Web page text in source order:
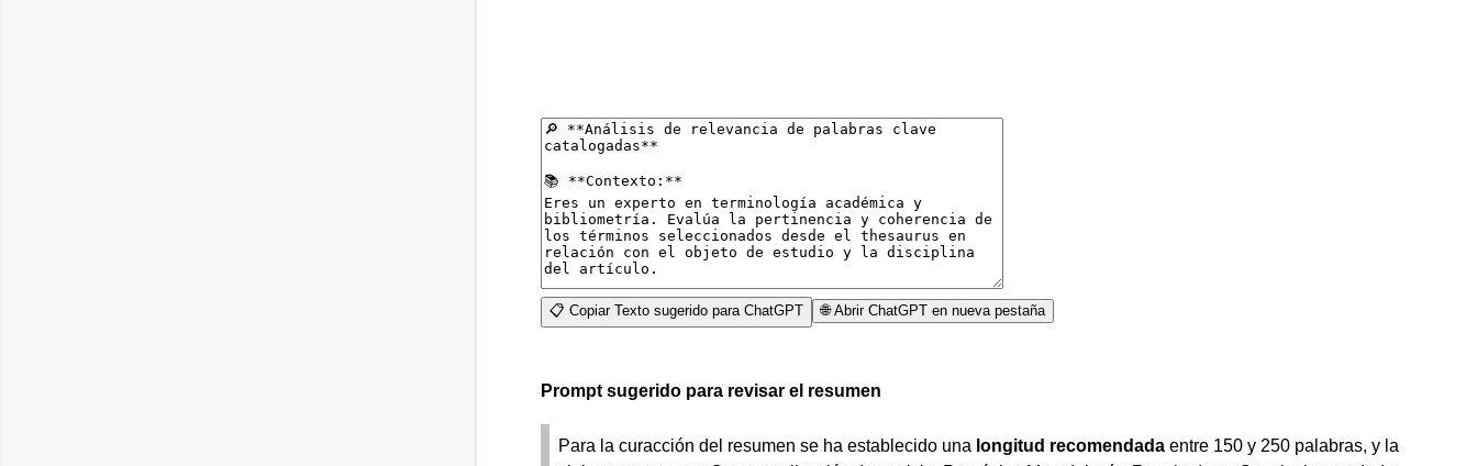
📋 Copiar Texto sugerido para ChatGPT 🌐 Abrir ChatGPT en nueva pestaña
Prompt sugerido para revisar el resumen
Para la curacción del resumen se ha establecido una longitud recomendada entre 150 y 250 palabras, y la